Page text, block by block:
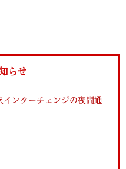
らせ
ンターチェンジの夜間通